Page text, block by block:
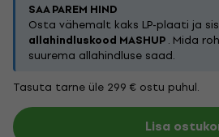
SAA PAREM HIND
Osta vähemalt kaks LP-plaati ja
allahindluskood MASHUP. Mida
suurema allahindluse saad.
Tasuta tarne üle 299 € ostu puhul.
Lisa